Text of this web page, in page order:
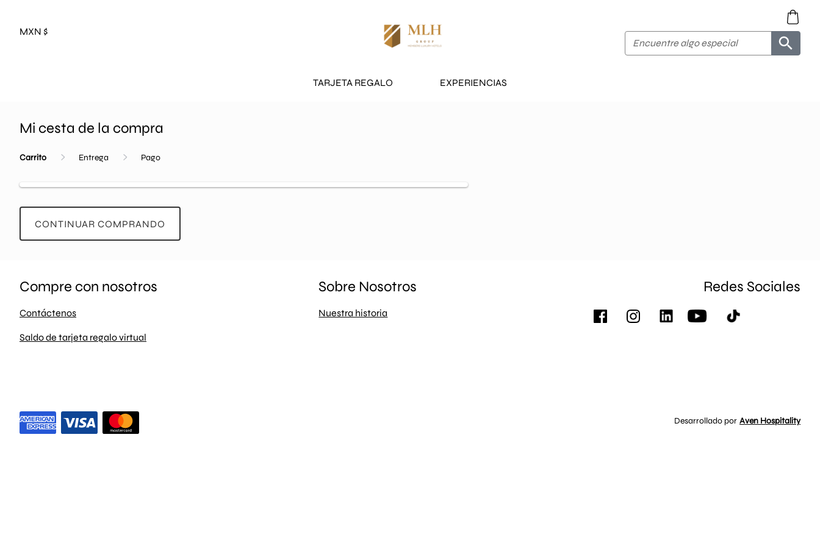
MXN $
TARJETA REGALO EXPERIENCIAS
Mi cesta de la compra
Carrito Entrega Pago
CONTINUAR COMPRANDO
Compre con nosotros
Contáctenos
Saldo de tarjeta regalo virtual
Sobre Nosotros
Nuestra historia
Redes Sociales
Desarrollado por Aven Hospitality